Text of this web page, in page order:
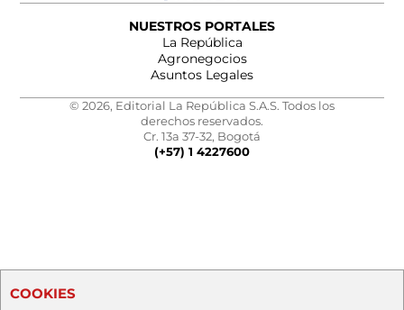
NUESTROS PORTALES
La República
Agronegocios
Asuntos Legales
© 2026, Editorial La República S.A.S. Todos los
derechos reservados.
Cr. 13a 37-32, Bogotá
(+57) 1 4227600
COOKIES